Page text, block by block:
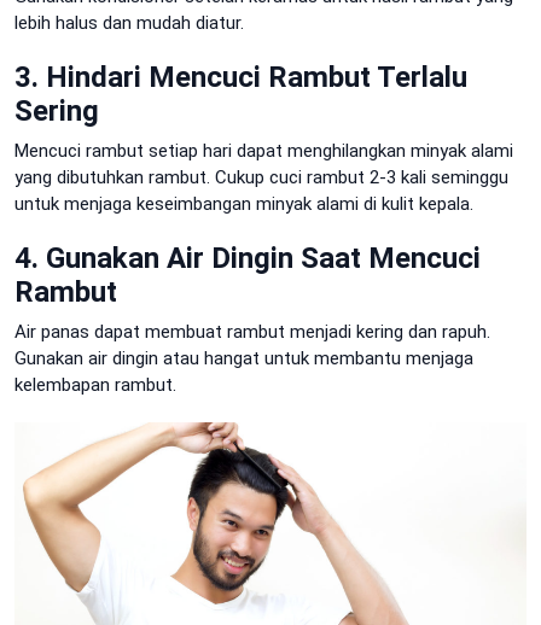
lebih halus dan mudah diatur.
3. Hindari Mencuci Rambut Terlalu
Sering
Mencuci rambut setiap hari dapat menghilangkan minyak alami
yang dibutuhkan rambut. Cukup cuci rambut 2-3 kali seminggu
untuk menjaga keseimbangan minyak alami di kulit kepala.
4. Gunakan Air Dingin Saat Mencuci
Rambut
Air panas dapat membuat rambut menjadi kering dan rapuh.
Gunakan air dingin atau hangat untuk membantu menjaga
kelembapan rambut.